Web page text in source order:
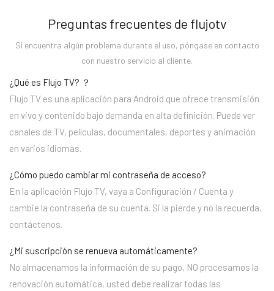
Preguntas frecuentes de flujotv
Si encuentra algún problema durante el uso, póngase en contacto
con nuestro servicio al cliente.
¿Qué es Flujo TV? ？
Flujo TV es una aplicación para Android que ofrece transmisión
en vivo y contenido bajo demanda en alta definición. Puede ver
canales de TV, películas, documentales, deportes y animación
en varios idiomas.
¿Cómo puedo cambiar mi contraseña de acceso?
En la aplicación Flujo TV, vaya a Configuración / Cuenta y
cambie la contraseña de su cuenta. Si la pierde y no la recuerda,
contáctenos.
¿Mi suscripción se renueva automáticamente?
No almacenamos la información de su pago, NO procesamos la
renovación automática, usted debe realizar todas las